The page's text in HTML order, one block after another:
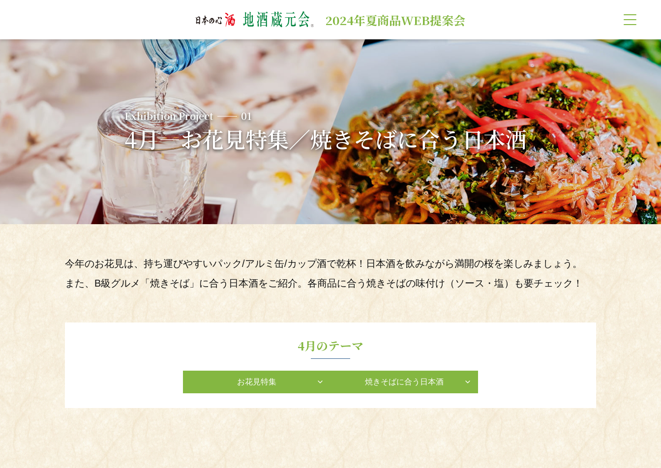
2024年夏商品WEB提案会
Exhibition Project
4月―お花見特集／焼きそばに合う日本酒
Exhibition Project 02
5月①―アウトドアで飲みたい日本酒
Exhibition Project 03
5月②―おうち中華と日本酒のペアリング
Exhibition Project 04
6月―父の日祝酒／漬物に合う日本酒
List of Sake Brewers
各蔵元のブース
Exhibition Project 01
4月―お花見特集／焼きそばに合う日本酒
今年のお花見は、持ち運びやすいパック/アルミ缶/カップ酒で乾杯！日本酒を飲みながら満開の桜を楽しみましょう。
また、B級グルメ「焼きそば」に合う日本酒をご紹介。各商品に合う焼きそばの味付け（ソース・塩）も要チェック！
4月のテーマ
お花見特集 焼きそばに合う日本酒